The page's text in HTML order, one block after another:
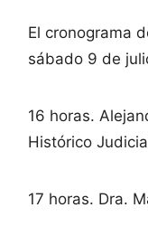
El cronograma
sábado 9 de
16 horas.
Histórico
17 horas. Dra.